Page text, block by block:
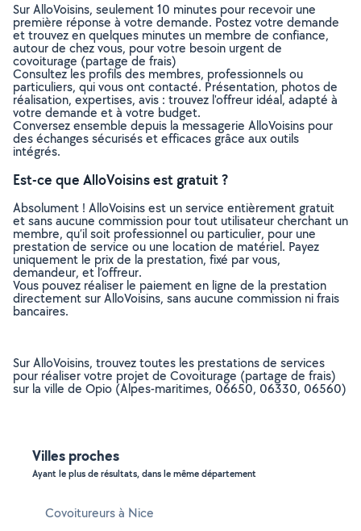
Sur AlloVoisins, seulement 10 minutes pour recevoir une
première réponse à votre demande. Postez votre demande
et trouvez en quelques minutes un membre de confiance,
autour de chez vous, pour votre besoin urgent de
covoiturage (partage de frais)
Consultez les profils des membres, professionnels ou
particuliers, qui vous ont contacté. Présentation, photos de
réalisation, expertises, avis : trouvez l'offreur idéal, adapté à
votre demande et à votre budget.
Conversez ensemble depuis la messagerie AlloVoisins pour
des échanges sécurisés et efficaces grâce aux outils
intégrés.
Est-ce que AlloVoisins est gratuit ?
Absolument ! AlloVoisins est un service entièrement gratuit
et sans aucune commission pour tout utilisateur cherchant un
membre, qu’il soit professionnel ou particulier, pour une
prestation de service ou une location de matériel. Payez
uniquement le prix de la prestation, fixé par vous,
demandeur, et l’offreur.
Vous pouvez réaliser le paiement en ligne de la prestation
directement sur AlloVoisins, sans aucune commission ni frais
bancaires.
Sur AlloVoisins, trouvez toutes les prestations de services
pour réaliser votre projet de Covoiturage (partage de frais)
sur la ville de Opio (Alpes-maritimes, 06650, 06330, 06560)
Villes proches
Ayant le plus de résultats, dans le même département
Covoitureurs à Nice